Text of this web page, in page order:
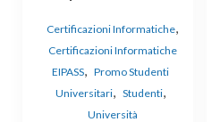
Certificazioni Informatiche,
Certificazioni Informatiche
EIPASS, Promo Studenti
Universitari, Studenti,
Università